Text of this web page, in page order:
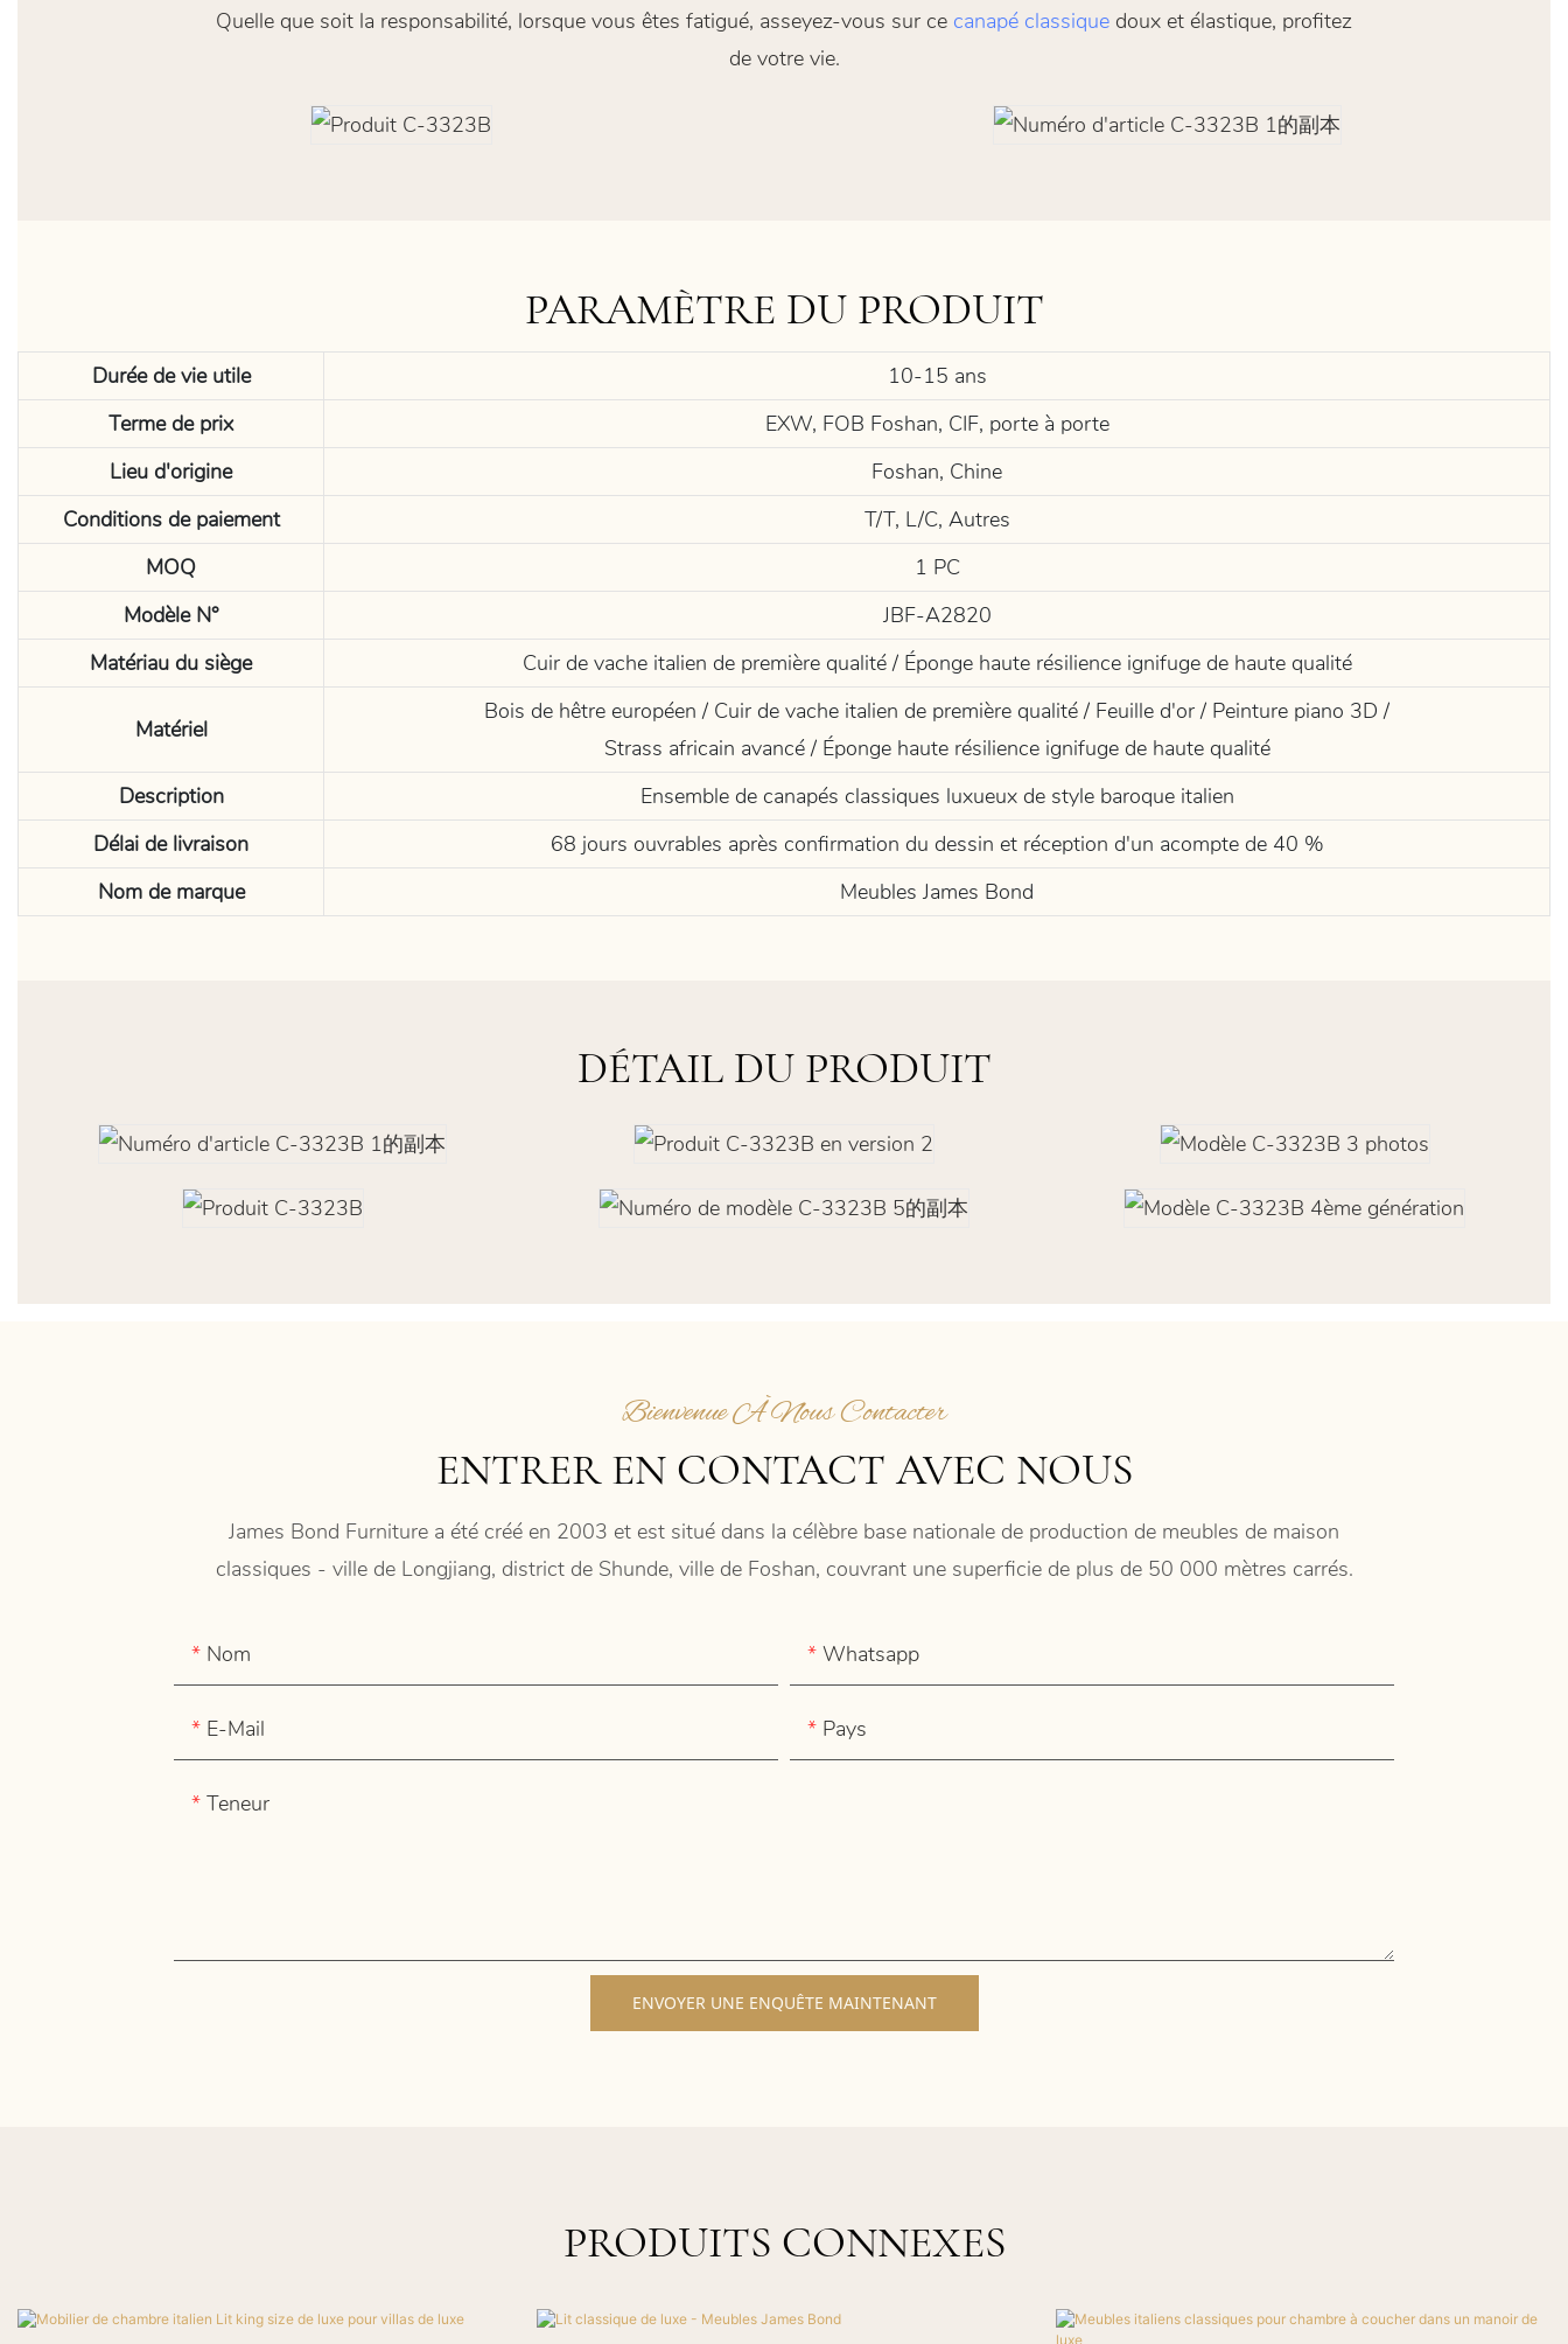
Quelle que soit la responsabilité, lorsque vous êtes fatigué, asseyez-vous sur ce canapé classique doux et élastique, profitez
de votre vie.
PARAMÈTRE DU PRODUIT
Durée de vie utile
10-15 ans
Terme de prix
EXW, FOB Foshan, CIF, porte à porte
Lieu d'origine
Foshan, Chine
Conditions de paiement
T/T, L/C, Autres
MOQ
1 PC
Modèle N°
JBF-A2820
Matériau du siège
Cuir de vache italien de première qualité / Éponge haute résilience ignifuge de haute qualité
Matériel
Bois de hêtre européen / Cuir de vache italien de première qualité / Feuille d'or / Peinture piano 3D /
Strass africain avancé / Éponge haute résilience ignifuge de haute qualité
Description
Ensemble de canapés classiques luxueux de style baroque italien
Délai de livraison
68 jours ouvrables après confirmation du dessin et réception d'un acompte de 40 %
Nom de marque
Meubles James Bond
DÉTAIL DU PRODUIT
Bienvenue À Nous Contacter
ENTRER EN CONTACT AVEC NOUS
James Bond Furniture a été créé en 2003 et est situé dans la célèbre base nationale de production de meubles de maison
classiques - ville de Longjiang, district de Shunde, ville de Foshan, couvrant une superficie de plus de 50 000 mètres carrés.
Nom Whatsapp
E-Mail Pays
Teneur
ENVOYER UNE ENQUÊTE MAINTENANT
PRODUITS CONNEXES